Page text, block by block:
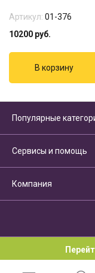
Артикул: 01-376
10200 руб.
Популярные
Сервисы и помощь
Компания